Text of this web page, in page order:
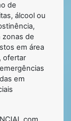
de
álcool ou
zonas de
em área
ofertar
em